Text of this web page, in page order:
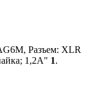
Разъем: XLR
1,2А" 1.